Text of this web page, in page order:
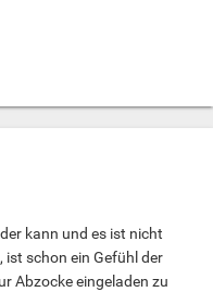
kann und es ist nicht
ist schon ein Gefühl der
Abzocke eingeladen zu